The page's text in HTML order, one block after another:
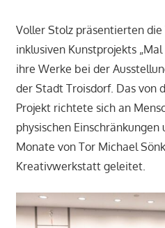
Voller Stolz präsentierten
inklusiven Kunstprojekts
ihre Werke bei der
der Stadt Troisdorf. Das von
Projekt richtete sich an
physischen
Monate von Tor Michael
Kreativwerkstatt geleitet.